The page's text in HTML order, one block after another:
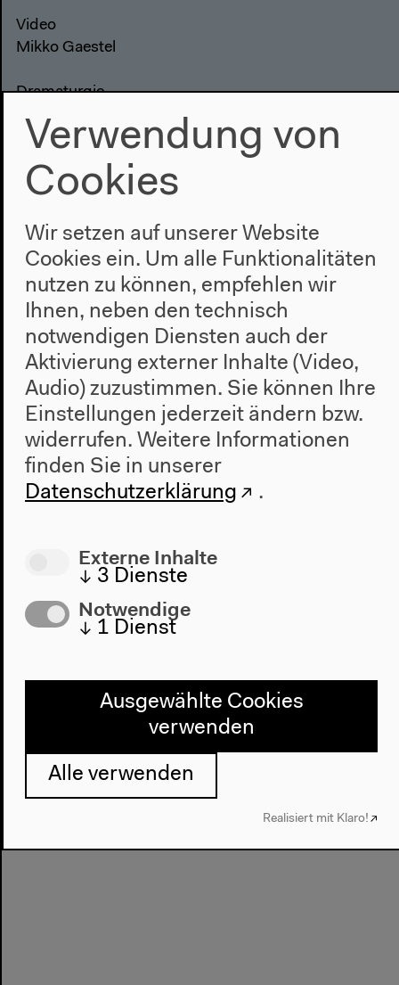
Video
Mikko Gaestel
Dramaturgie
Imanuel Schipper, Karolin Trachte
Uraufführung:
12.01.2018
Schauspielhaus Zürich
Vorherige Veranstaltung
Nächste Veranstaltung
Buchpräsentation
Verwendung von
Cookies
Wir setzen auf unserer Website
Cookies ein. Um alle Funktionalitäten
nutzen zu können, empfehlen wir
Ihnen, neben den technisch
notwendigen Diensten auch der
Aktivierung externer Inhalte (Video,
Audio) zuzustimmen. Sie können Ihre
Einstellungen jederzeit ändern bzw.
widerrufen. Weitere Informationen
finden Sie in unserer
Datenschutzerklärung
.
Externe Inhalte
↓ 3 Dienste
Notwendige
↓ 1 Dienst
Ausgewählte Cookies
verwenden
Alle verwenden
Realisiert mit Klaro!